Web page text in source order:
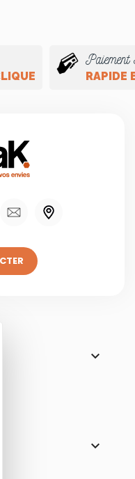
Paiement
RAPIDE


le bandeau des